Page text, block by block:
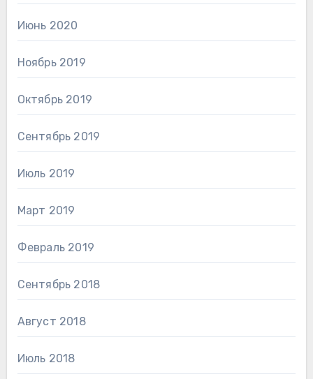
Июнь 2020
Ноябрь 2019
Октябрь 2019
Сентябрь 2019
Июль 2019
Март 2019
Февраль 2019
Сентябрь 2018
Август 2018
Июль 2018